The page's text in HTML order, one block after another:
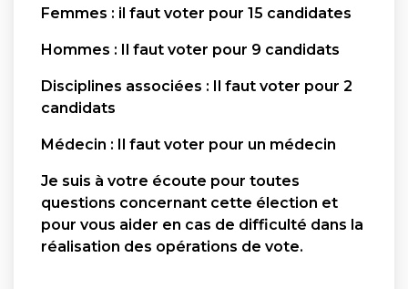
Femmes : il faut voter pour 15 candidates
Hommes : Il faut voter pour 9 candidats
Disciplines associées : Il faut voter pour 2
candidats
Médecin : Il faut voter pour un médecin
Je suis à votre écoute pour toutes
questions concernant cette élection et
pour vous aider en cas de difficulté dans la
réalisation des opérations de vote.